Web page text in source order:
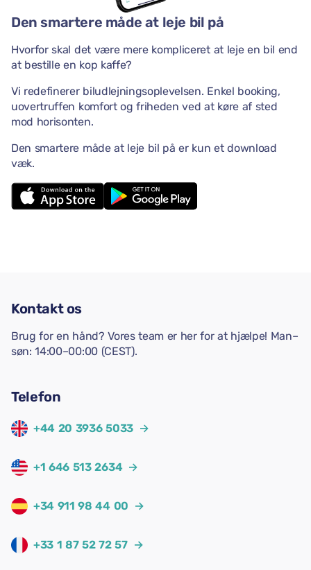
Den smartere måde at leje bil på
Hvorfor skal det være mere kompliceret at leje en bil end
at bestille en kop kaffe?
Vi redefinerer biludlejningsoplevelsen. Enkel booking,
uovertruffen komfort og friheden ved at køre af sted
mod horisonten.
Den smartere måde at leje bil på er kun et download
væk.
Kontakt os
Brug for en hånd? Vores team er her for at hjælpe! Man–
søn: 14:00–00:00 (CEST).
Telefon
+44 20 3936 5033 →
+1 646 513 2634 →
+34 911 98 44 00 →
+33 1 87 52 72 57 →